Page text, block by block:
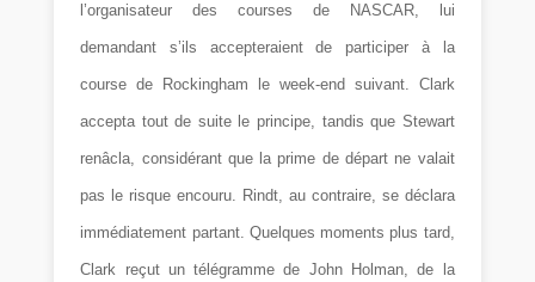
l’organisateur des courses de NASCAR, lui
demandant s’ils accepteraient de participer à la
course de Rockingham le week-end suivant. Clark
accepta tout de suite le principe, tandis que Stewart
renâcla, considérant que la prime de départ ne valait
pas le risque encouru. Rindt, au contraire, se déclara
immédiatement partant. Quelques moments plus tard,
Clark reçut un télégramme de John Holman, de la